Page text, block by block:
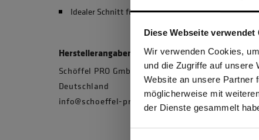
Diese Webseite verwendet
Wir verwenden Cookies,
und die Zugriffe auf unsere
Website an unsere Partner
möglicherweise mit
der Dienste gesammelt
Idealer Schnitt für perfekte Passform
Herstellerangaben
Schöffel PRO GmbH, Albert-Einstein-Strasse 1,
Deutschland
info@schoeffel-pro.com
Ich